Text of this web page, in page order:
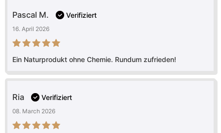
Bewertet mit
5
von 5
Pascal M. Verifiziert
16. April 2026
Ein Naturprodukt ohne Chemie. Rundum zufrieden!
Ria Verifiziert
08. March 2026